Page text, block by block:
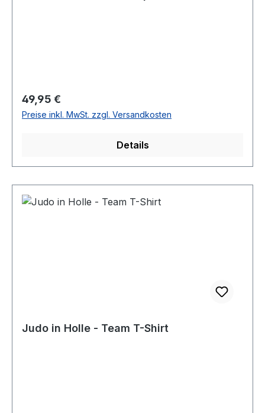
Regulärer Preis:
49,95 €
Preise inkl. MwSt. zzgl. Versandkosten
Details
Judo in Holle - Team T-Shirt